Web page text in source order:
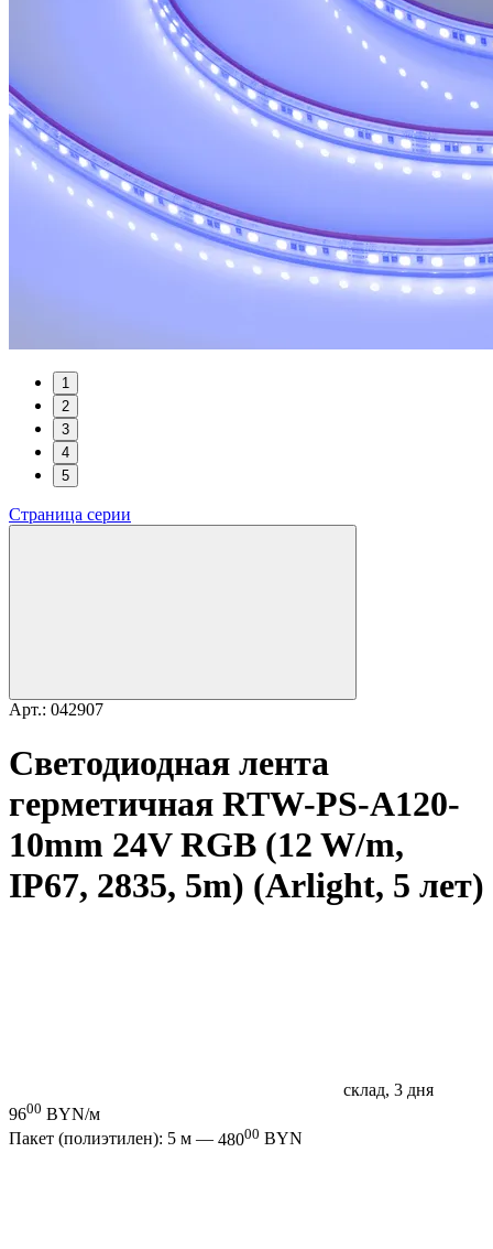
1
2
3
4
5
Страница серии
Арт.: 042907
Светодиодная лента
герметичная RTW-PS-A120-
10mm 24V RGB (12 W/m,
IP67, 2835, 5m) (Arlight, 5 лет)
склад, 3 дня
9600 BYN/м
Пакет (полиэтилен): 5 м — 48000 BYN